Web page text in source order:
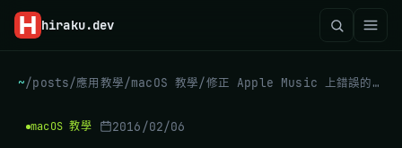
hiraku.dev
~/posts/應用教學/macOS 教學/ 修正 Apple Music 上錯誤的音樂名稱、資訊
macOS 教學 2016/02/06